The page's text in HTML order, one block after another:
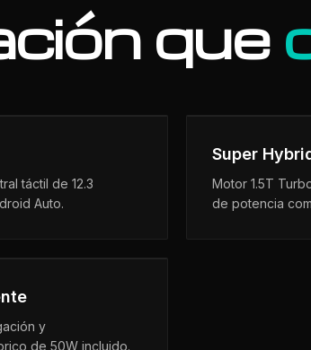
que
táctil de 12.3
Auto.
Super
Motor 1.5T
de potencia
y
de 50W incluido.